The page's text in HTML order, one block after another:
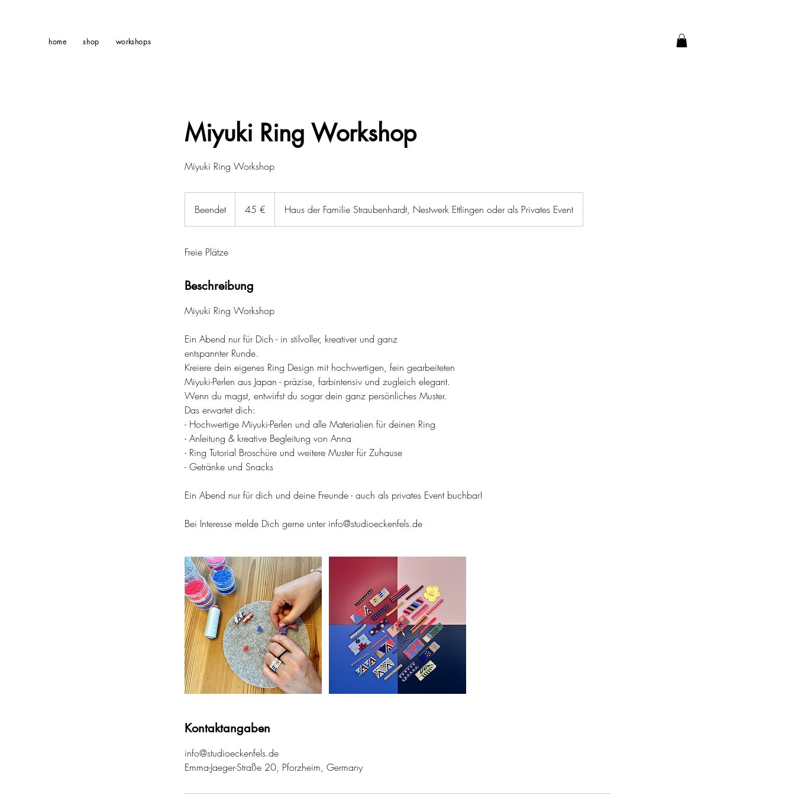
home shop workshops
Miyuki Ring Workshop
Miyuki Ring Workshop
BeendetB
e
n
e
45 € Haus der Familie Straubenhardt, Nestwerk Ettlingen oder als Privates Event
Freie Plätze
Beschreibung
Miyuki Ring Workshop
Ein Abend nur für Dich - in stilvoller, kreativer und ganz
entspannter Runde.
Kreiere dein eigenes Ring Design mit hochwertigen, fein gearbeiteten
Miyuki-Perlen aus Japan - präzise, farbintensiv und zugleich elegant.
Wenn du magst, entwirfst du sogar dein ganz persönliches Muster.
Das erwartet dich:
- Hochwertige Miyuki-Perlen und alle Materialien für deinen Ring
- Anleitung & kreative Begleitung von Anna
- Ring Tutorial Broschüre und weitere Muster für Zuhause
- Getränke und Snacks
Ein Abend nur für dich und deine Freunde - auch als privates Event buchbar!
Bei Interesse melde Dich gerne unter info@studioeckenfels.de
Kontaktangaben
info@studioeckenfels.de
Emma-Jaeger-Straße 20, Pforzheim, Germany